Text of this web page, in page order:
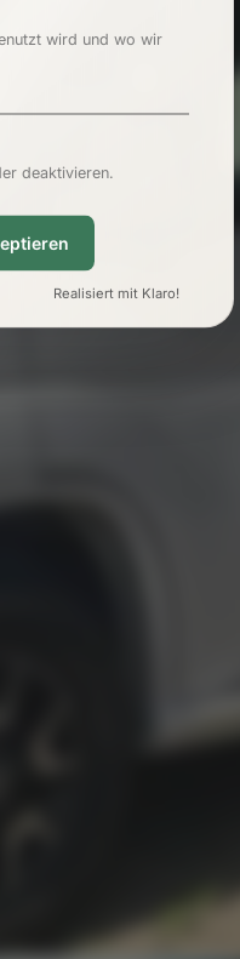
wird und wo wir
deaktivieren.
Realisiert mit Klaro!